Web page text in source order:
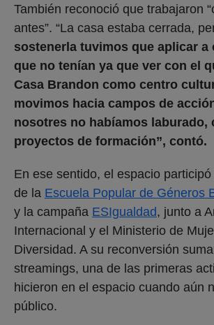
También reconoció que trabajaron
antes”. “La casa estaba cerrada,
sostenerla tuvimos que aplicar a
que no tenían ya que ver con el
Casa Brandon como centro
movimos hacia campos de
nosotres no habíamos laburado,
proyectos de formación”, contó.
En ese sentido, el espacio
de la Escuela Popular de Géneros
y la campaña ESIgualdad, junto a
Internacional y el Ministerio de
Diversidad. A su reconversión
streamings, una de las primeras
hicieron en el espacio cuando aún
público.